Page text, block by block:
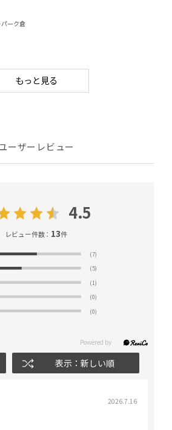
ーク倉
もっと見る
ーザーレビュー
4.5
レビュー件数： 13件
(7)
(5)
(1)
(0)
(0)
表示：新しい順
2026.7.16